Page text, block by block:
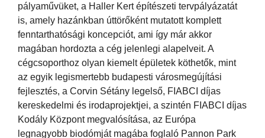
pályaművüket, a Haller Kert építészeti tervpályázatát
is, amely hazánkban úttörőként mutatott komplett
fenntarthatósági koncepciót, ami így már akkor
magában hordozta a cég jelenlegi alapelveit. A
cégcsoporthoz olyan kiemelt épületek köthetők, mint
az egyik legismertebb budapesti városmegújítási
fejlesztés, a Corvin Sétány legelső, FIABCI díjas
kereskedelmi és irodaprojektjei, a szintén FIABCI díjas
Kodály Központ megvalósítása, az Európa
legnagyobb biodómját magába foglaló Pannon Park